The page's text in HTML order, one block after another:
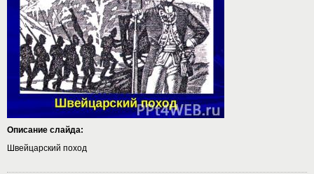
Описание слайда:
Швейцарский поход